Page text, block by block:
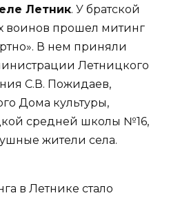
Летник. У братской
воинов прошел митинг
В нем приняли
Летницкого
С.В. Пожидаев,
Дома культуры,
средней школы №16,
жители села.
в Летнике стало